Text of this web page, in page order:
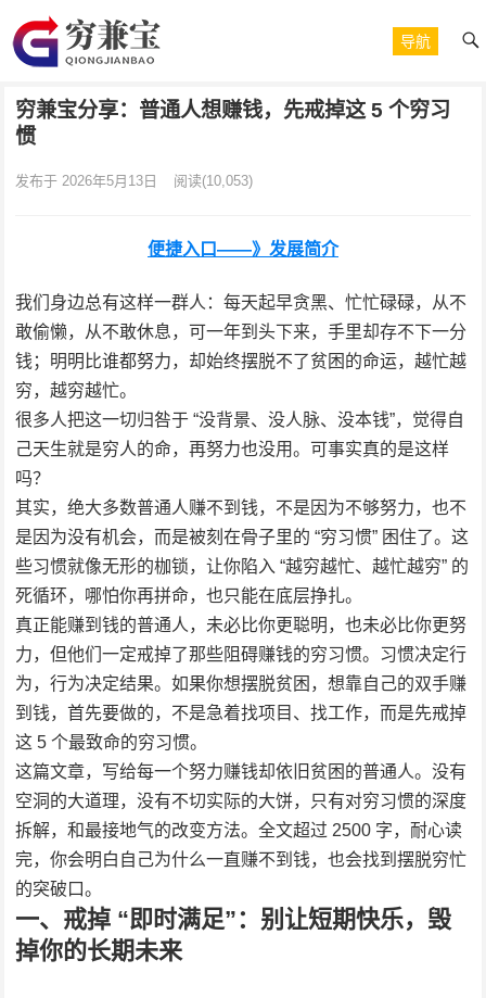
导航
穷兼宝分享：普通人想赚钱，先戒掉这 5 个穷习
惯
发布于 2026年5月13日 阅读(10,053)
便捷入口——》发展简介
我们身边总有这样一群人：每天起早贪黑、忙忙碌碌，从不
敢偷懒，从不敢休息，可一年到头下来，手里却存不下一分
钱；明明比谁都努力，却始终摆脱不了贫困的命运，越忙越
穷，越穷越忙。
很多人把这一切归咎于 “没背景、没人脉、没本钱”，觉得自
己天生就是穷人的命，再努力也没用。可事实真的是这样
吗？
其实，绝大多数普通人赚不到钱，不是因为不够努力，也不
是因为没有机会，而是被刻在骨子里的 “穷习惯” 困住了。这
些习惯就像无形的枷锁，让你陷入 “越穷越忙、越忙越穷” 的
死循环，哪怕你再拼命，也只能在底层挣扎。
真正能赚到钱的普通人，未必比你更聪明，也未必比你更努
力，但他们一定戒掉了那些阻碍赚钱的穷习惯。习惯决定行
为，行为决定结果。如果你想摆脱贫困，想靠自己的双手赚
到钱，首先要做的，不是急着找项目、找工作，而是先戒掉
这 5 个最致命的穷习惯。
这篇文章，写给每一个努力赚钱却依旧贫困的普通人。没有
空洞的大道理，没有不切实际的大饼，只有对穷习惯的深度
拆解，和最接地气的改变方法。全文超过 2500 字，耐心读
完，你会明白自己为什么一直赚不到钱，也会找到摆脱穷忙
的突破口。
一、戒掉 “即时满足”：别让短期快乐，毁
掉你的长期未来